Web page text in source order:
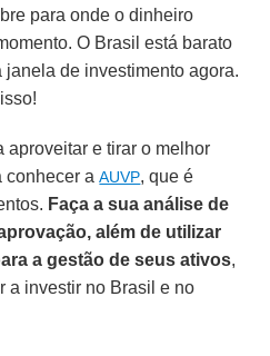
para onde o dinheiro
O Brasil está barato
de investimento agora.
aproveitar e tirar o melhor
conhecer aAUVP, que é
Faça a sua análise de
além de utilizar
a gestão de seus ativos,
a investir no Brasil e no